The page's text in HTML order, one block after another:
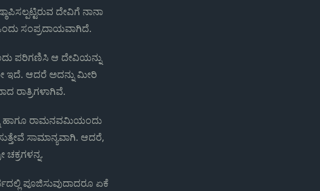
ದೇವಿಗೆ ನಾನಾ
ಸಂಪ್ರದಾಯವಾಗಿದೆ.
ಪರಿಗಣಿಸಿ ಆ ದೇವಿಯನ್ನು
ಇದೆ. ಆದರೆ ಅದನ್ನು ಮೀರಿ
ರಾತ್ರಿಗಳಾಗಿವೆ.
ಹಾಗೂ ರಾಮನವಮಿಯಂದು
ಸಾಮಾನ್ಯವಾಗಿ. ಆದರೆ,
ಪೂಜಿಸುವುದಾದರೂ ಏಕೆ